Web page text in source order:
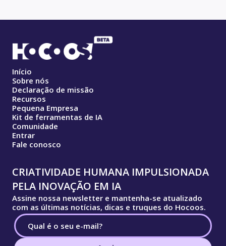
Início
Sobre nós
Declaração de missão
Recursos
Pequena Empresa
Kit de ferramentas de IA
Comunidade
Entrar
Fale conosco
CRIATIVIDADE HUMANA IMPULSIONADA
PELA INOVAÇÃO EM IA
Assine nossa newsletter e mantenha-se atualizado
com as últimas notícias, dicas e truques do Hocoos.